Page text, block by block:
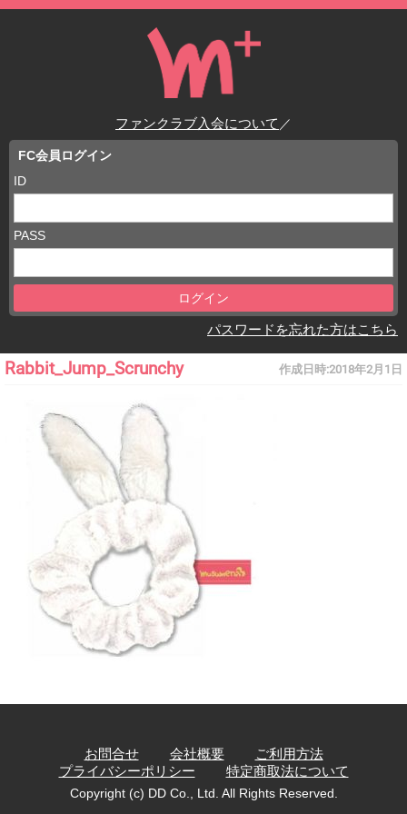
ファンクラブ入会について ／
FC会員ログイン
ID
PASS
パスワードを忘れた方はこちら
作成日時:2018年2月1日
Rabbit_Jump_Scrunchy
お問合せ 会社概要
ご利用方法
プライバシーポリシー
特定商取法について
Copyright (c) DD Co., Ltd. All Rights Reserved.